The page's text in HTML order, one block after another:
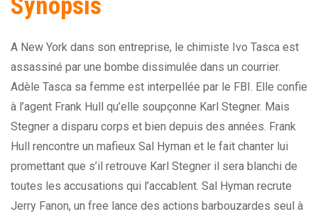
Synopsis
A New York dans son entreprise, le chimiste Ivo Tasca est
assassiné par une bombe dissimulée dans un courrier.
Adèle Tasca sa femme est interpellée par le FBI. Elle confie
à l’agent Frank Hull qu’elle soupçonne Karl Stegner. Mais
Stegner a disparu corps et bien depuis des années. Frank
Hull rencontre un mafieux Sal Hyman et le fait chanter lui
promettant que s’il retrouve Karl Stegner il sera blanchi de
toutes les accusations qui l’accablent. Sal Hyman recrute
Jerry Fanon, un free lance des actions barbouzardes seul à